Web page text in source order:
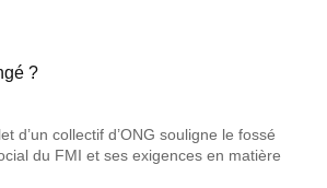
?
d’un collectif d’ONG souligne le fossé
du FMI et ses exigences en matière